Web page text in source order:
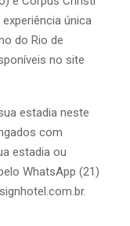
única
do Rio de
no site
estadia neste
com
estadia ou
WhatsApp (21)